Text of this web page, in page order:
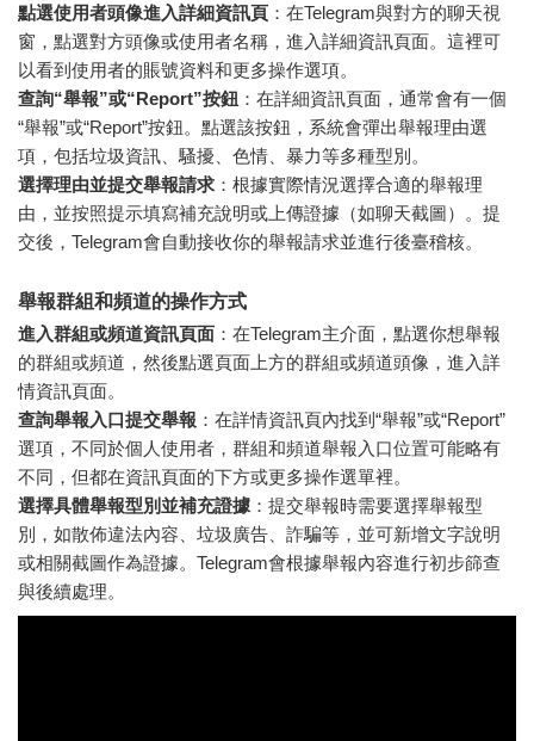
點選使用者頭像進入詳細資訊頁 ：在Telegram與對方的聊天視
窗，點選對方頭像或使用者名稱，進入詳細資訊頁面。這裡可
以看到使用者的賬號資料和更多操作選項。
查詢“舉報”或“Report”按鈕 ：在詳細資訊頁面，通常會有一個
“舉報”或“Report”按鈕。點選該按鈕，系統會彈出舉報理由選
項，包括垃圾資訊、騷擾、色情、暴力等多種型別。
選擇理由並提交舉報請求 ：根據實際情況選擇合適的舉報理
由，並按照提示填寫補充說明或上傳證據（如聊天截圖）。提
交後，Telegram會自動接收你的舉報請求並進行後臺稽核。
舉報群組和頻道的操作方式
進入群組或頻道資訊頁面 ：在Telegram主介面，點選你想舉報
的群組或頻道，然後點選頁面上方的群組或頻道頭像，進入詳
情資訊頁面。
查詢舉報入口提交舉報 ：在詳情資訊頁內找到“舉報”或“Report”
選項，不同於個人使用者，群組和頻道舉報入口位置可能略有
不同，但都在資訊頁面的下方或更多操作選單裡。
選擇具體舉報型別並補充證據 ：提交舉報時需要選擇舉報型
別，如散佈違法內容、垃圾廣告、詐騙等，並可新增文字說明
或相關截圖作為證據。Telegram會根據舉報內容進行初步篩查
與後續處理。